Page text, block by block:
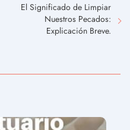
El Significado de Limpiar
Nuestros Pecados:
Explicación Breve.